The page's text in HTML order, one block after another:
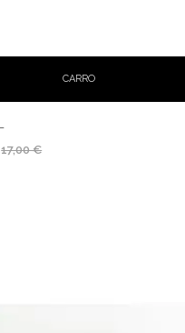
CARRO
17,00 €